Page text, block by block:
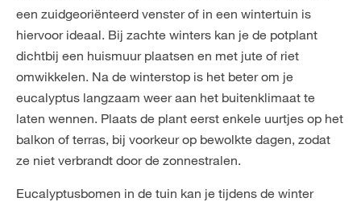
een zuidgeoriënteerd venster of in een wintertuin is
hiervoor ideaal. Bij zachte winters kan je de potplant
dichtbij een huismuur plaatsen en met jute of riet
omwikkelen. Na de winterstop is het beter om je
eucalyptus langzaam weer aan het buitenklimaat te
laten wennen. Plaats de plant eerst enkele uurtjes op het
balkon of terras, bij voorkeur op bewolkte dagen, zodat
ze niet verbrandt door de zonnestralen.
Eucalyptusbomen in de tuin kan je tijdens de winter